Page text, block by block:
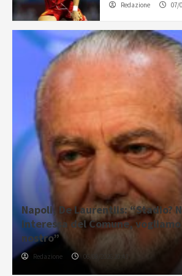
Redazione 07/
Napoli, De Laurentiis: “Stadio?
interessa del Comune,
nostro”
Redazione 06/08/2026 20:43